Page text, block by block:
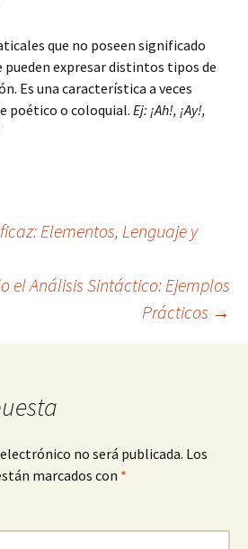
que no poseen significado
pueden expresar distintos tipos de
Es una característica a veces
poético o coloquial. Ej: ¡Ah!, ¡Ay!,
Elementos, Lenguaje y
el Análisis Sintáctico: Ejemplos
Prácticos →
no será publicada. Los
marcados con *